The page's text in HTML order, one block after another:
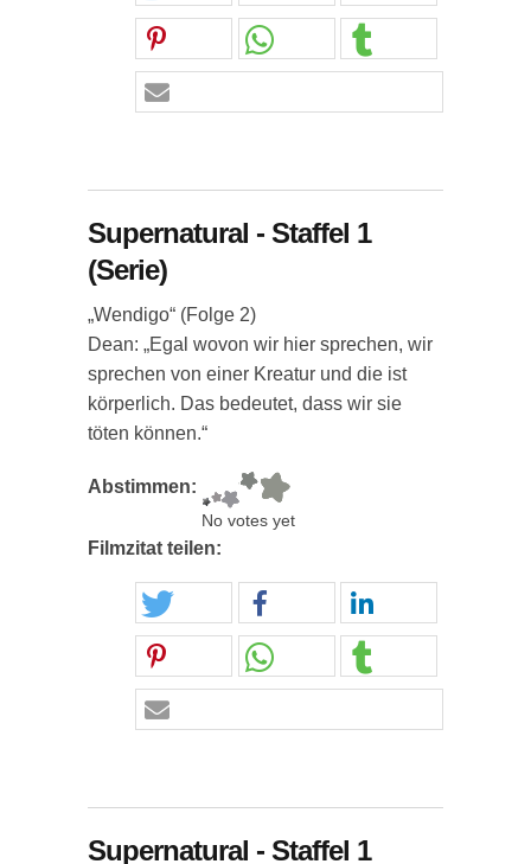
Supernatural - Staffel 1
(Serie)
„Wendigo“ (Folge 2)
Dean: „Egal wovon wir hier sprechen, wir
sprechen von einer Kreatur und die ist
körperlich. Das bedeutet, dass wir sie
töten können.“
Abstimmen:
No votes yet
Filmzitat teilen:
Supernatural - Staffel 1